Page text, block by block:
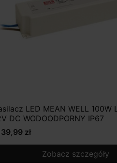
LED MEAN WELL 100W
DC WODOODPORNY IP67
zł
Zobacz szczegóły